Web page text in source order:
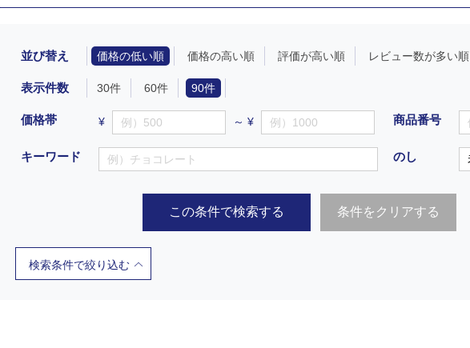
並び替え 価格の低い順 価格の高い順 評価が高い順 レビュー数が多い順
表示件数 30件 60件 90件
価格帯 ¥ ～ ¥
キーワード
商品番号
のし
この条件で検索する 条件をクリアする
検索条件で絞り込む